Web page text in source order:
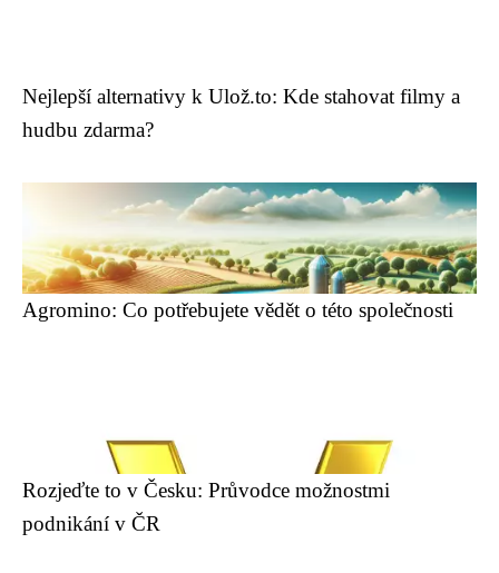
Nejlepší alternativy k Ulož.to: Kde stahovat filmy a
hudbu zdarma?
Agromino: Co potřebujete vědět o této společnosti
Rozjeďte to v Česku: Průvodce možnostmi
podnikání v ČR